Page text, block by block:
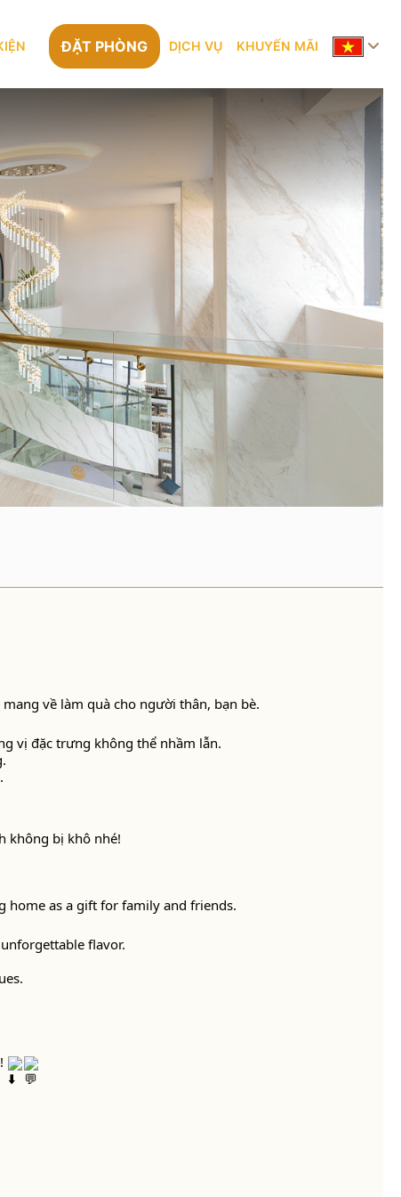
ĐẶT PHÒNG DỊCH VỤ KHUYẾN MÃI
về làm quà cho người thân, bạn bè.
vị đặc trưng không thể nhầm lẫn.
không bị khô nhé!
home as a gift for family and friends.
flavor.